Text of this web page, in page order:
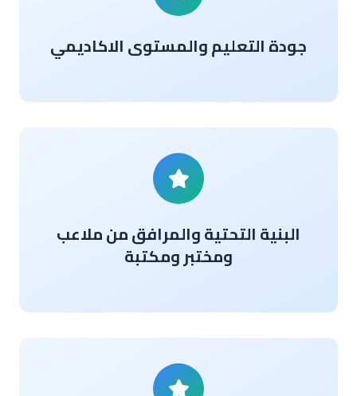
جودة التعليم والمستوى الاكاديمي
البنية التحتية والمرافق من ملاعب
ومختبر ومكتبة